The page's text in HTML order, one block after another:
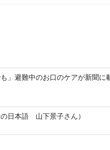
も」避難中のお口のケアが新聞に
日本語 山下景子さん）